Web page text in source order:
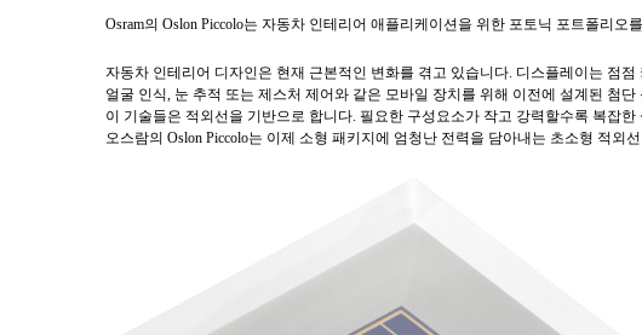
Osram의 Oslon Piccolo는 자동차 인테리어 애플리케이션을 위한 포토닉 포트폴리오
자동차 인테리어 디자인은 현재 근본적인 변화를 겪고 있습니다. 디스플레이는 점
얼굴 인식, 눈 추적 또는 제스처 제어와 같은 모바일 장치를 위해 이전에 설계된 첨
이 기술들은 적외선을 기반으로 합니다. 필요한 구성요소가 작고 강력할수록 복잡
오스람의 Oslon Piccolo는 이제 소형 패키지에 엄청난 전력을 담아내는 초소형 적외